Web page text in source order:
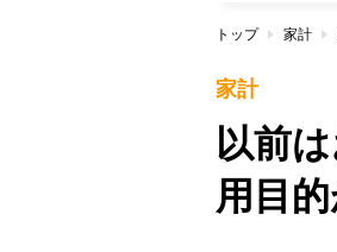
トップ 家計
家計
以前
用目